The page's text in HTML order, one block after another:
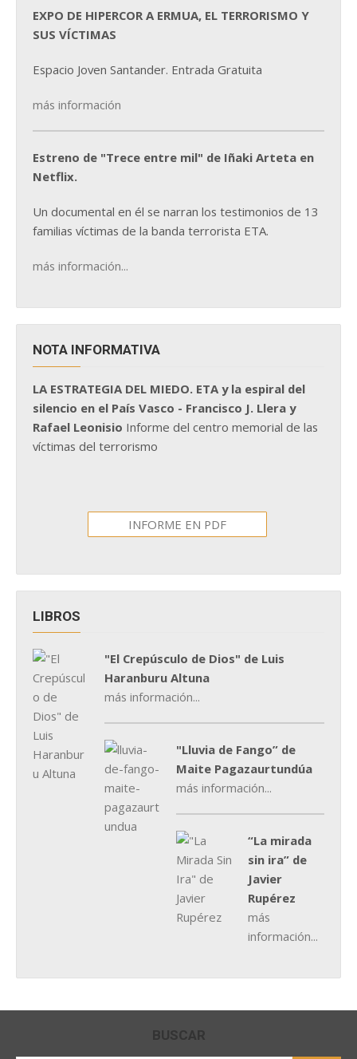
EXPO DE HIPERCOR A ERMUA, EL TERRORISMO Y
SUS VÍCTIMAS
Espacio Joven Santander. Entrada Gratuita
más información
Estreno de "Trece entre mil" de Iñaki Arteta en
Netflix.
Un documental en él se narran los testimonios de 13
familias víctimas de la banda terrorista ETA.
más información...
NOTA INFORMATIVA
LA ESTRATEGIA DEL MIEDO. ETA y la espiral del
silencio en el País Vasco - Francisco J. Llera y
Rafael Leonisio Informe del centro memorial de las
víctimas del terrorismo
INFORME EN PDF
LIBROS
"El Crepúsculo de Dios" de Luis
Haranburu Altuna
más información...
"Lluvia de Fango” de
Maite Pagazaurtundúa
más información...
“La mirada
sin ira” de
Javier
Rupérez
más
información...
BUSCAR